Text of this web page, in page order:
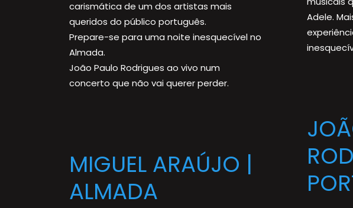
Adele.
carismática de um dos artistas mais
queridos do público português.
Prepare-se para uma noite inesquecível no
Almada.
João Paulo Rodrigues ao vivo num
concerto que não vai querer perder.
MIGUEL ARAÚJO |
ALMADA